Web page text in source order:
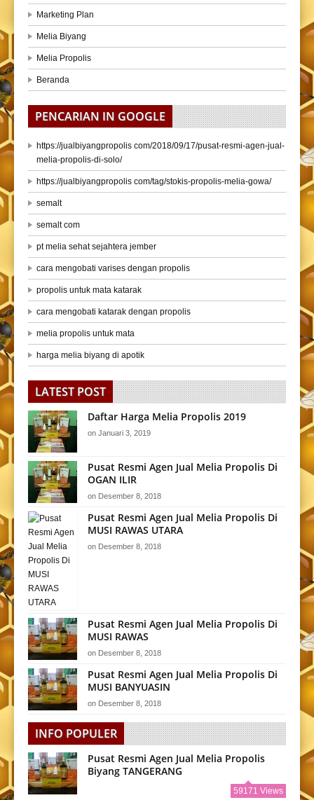
Marketing Plan
Melia Biyang
Melia Propolis
Beranda
PENCARIAN IN GOOGLE
https://jualbiyangpropolis com/2018/09/17/pusat-resmi-agen-jual-
melia-propolis-di-solo/
https://jualbiyangpropolis com/tag/stokis-propolis-melia-gowa/
semalt
semalt com
pt melia sehat sejahtera jember
cara mengobati varises dengan propolis
propolis untuk mata katarak
cara mengobati katarak dengan propolis
melia propolis untuk mata
harga melia biyang di apotik
LATEST POST
Daftar Harga Melia Propolis 2019
on Januari 3, 2019
Pusat Resmi Agen Jual Melia Propolis Di
OGAN ILIR
on Desember 8, 2018
Pusat Resmi Agen Jual Melia Propolis Di
MUSI RAWAS UTARA
on Desember 8, 2018
Pusat Resmi Agen Jual Melia Propolis Di
MUSI RAWAS
on Desember 8, 2018
Pusat Resmi Agen Jual Melia Propolis Di
MUSI BANYUASIN
on Desember 8, 2018
INFO POPULER
Pusat Resmi Agen Jual Melia Propolis
Biyang TANGERANG
59171 Views